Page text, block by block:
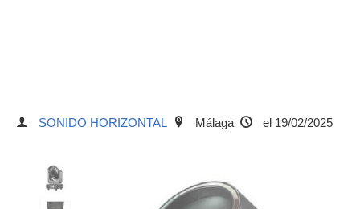
SONIDO HORIZONTAL Málaga el 19/02/2025